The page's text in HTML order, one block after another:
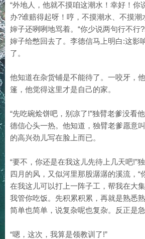
“外地人，他就不摸咱这潮水！幸好！你
办?谁赔得起呀！哼，不摸潮水、不摸潮
婶子还咧咧地骂着。“你少说两句行不行
婶子给憋回去了。李德信马上明白:这影
了。
他知道在杂货铺是不能待了。一咬牙，
篷，他觉得这里才是自己的家。
“先吃碗烩饼吧，别凉了!”独臂老爹没看
德信心头一热。他知道，独臂老爹愿意
的高兴劲儿写在脸上而已。
“要不，你还是在我这儿先待上几天吧!”
四月的风，又似河里那股潺潺的溪流，“
在我这儿可以打上一阵子工，帮我在大
我管你吃饭。先积累积累，再就是熟悉
简单也简单，说复杂呢也复杂。反正是
“嗯，这次，我算是领教训了!”